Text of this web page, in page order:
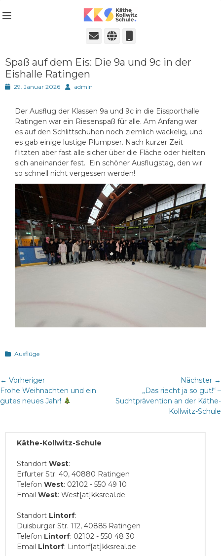
Käthe-Kollwitz-
Schule in Ratingen
Städtische Realschule seit 1980
E-
Website
Spaß auf dem Eis: Die 9a und 9c in der
Eishalle Ratingen
Posted29. Januar 2026 Autoradmin
Der Ausflug der Klassen 9a und 9c in die Eissporthalle
Ratingen war ein Riesenspaß für alle. Am Anfang war
es auf den Schlittschuhen noch ziemlich wackelig, und
es gab einige lustige Plumpser. Nach kurzer Zeit
flitzten aber fast alle sicher über die Fläche oder hielten
sich aneinander fest. Ein schöner Ausflugstag, den wir
so schnell nicht vergessen werden!
Kategorien
Ausflüge
Beitragsnavigation
← Vorheriger
Vorheriger
Beitrag:
Frohe Weihnachten und ein
gutes neues Jahr!
Nächster →
Beitrag:
„Das riecht ja so gut!“ –
Suchtprävention an der Käthe-
Kollwitz-Schule
Käthe-Kollwitz-Schule
Standort West:
Erfurter Str. 40, 40880 Ratingen
Telefon West: 02102 - 550 49 10
Email West: West[at]kksreal.de
Standort Lintorf:
Duisburger Str. 112, 40885 Ratingen
Telefon Lintorf: 02102 - 550 48 30
Email Lintorf: Lintorf[at]kksreal.de